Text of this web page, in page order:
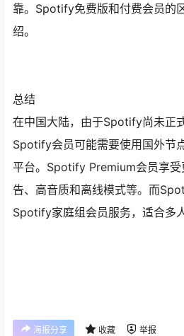
靠。Spotify免费版和付费会员的
绍。
总结
在中国大陆，由于Spotify尚未正
Spotify会员可能需要使用国外节
平台。Spotify Premium会员享受
告、高音质和离线模式等。而
Spotify家庭组会员服务，适合多
海报分享 收藏 举报